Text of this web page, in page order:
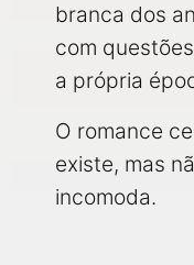
branca dos
com
a própria
O romance
existe, mas
incomoda.